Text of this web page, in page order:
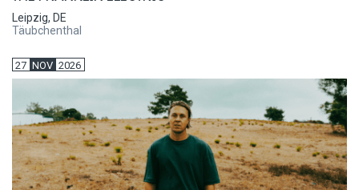
Leipzig, DE
Täubchenthal
27 NOV 2026